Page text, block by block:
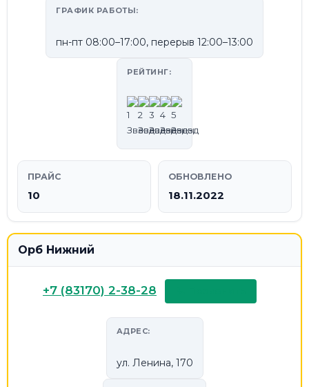
ГРАФИК РАБОТЫ:
пн-пт 08:00–17:00, перерыв 12:00–13:00
РЕЙТИНГ:
ПРАЙС
10
ОБНОВЛЕНО
18.11.2022
Орб Нижний
+7 (83170) 2-38-28
АДРЕС:
ул. Ленина, 170